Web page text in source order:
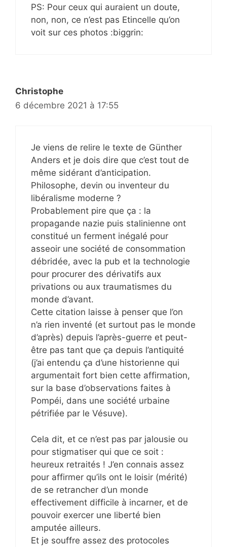
PS: Pour ceux qui auraient un doute,
non, non, ce n’est pas Etincelle qu’on
voit sur ces photos :biggrin:
Christophe
6 décembre 2021 à 17:55
Je viens de relire le texte de Günther
Anders et je dois dire que c’est tout de
même sidérant d’anticipation.
Philosophe, devin ou inventeur du
libéralisme moderne ?
Probablement pire que ça : la
propagande nazie puis stalinienne ont
constitué un ferment inégalé pour
asseoir une société de consommation
débridée, avec la pub et la technologie
pour procurer des dérivatifs aux
privations ou aux traumatismes du
monde d’avant.
Cette citation laisse à penser que l’on
n’a rien inventé (et surtout pas le monde
d’après) depuis l’après-guerre et peut-
être pas tant que ça depuis l’antiquité
(j’ai entendu ça d’une historienne qui
argumentait fort bien cette affirmation,
sur la base d’observations faites à
Pompéi, dans une société urbaine
pétrifiée par le Vésuve).
Cela dit, et ce n’est pas par jalousie ou
pour stigmatiser qui que ce soit :
heureux retraités ! J’en connais assez
pour affirmer qu’ils ont le loisir (mérité)
de se retrancher d’un monde
effectivement difficile à incarner, et de
pouvoir exercer une liberté bien
amputée ailleurs.
Et je souffre assez des protocoles